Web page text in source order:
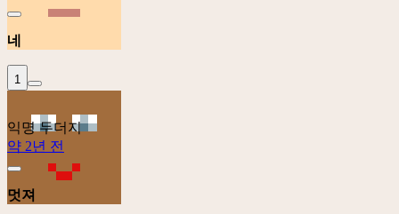
네
1
익명 두더지
약 2년 전
멋져